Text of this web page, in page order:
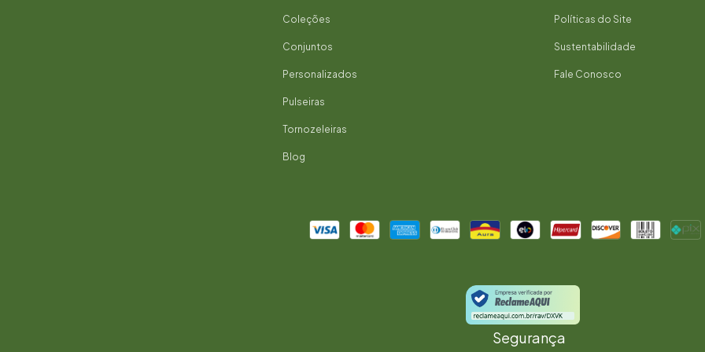
Coleções
Conjuntos
Personalizados
Pulseiras
Tornozeleiras
Blog
Políticas do Site
Sustentabilidade
Fale Conosco
Segurança